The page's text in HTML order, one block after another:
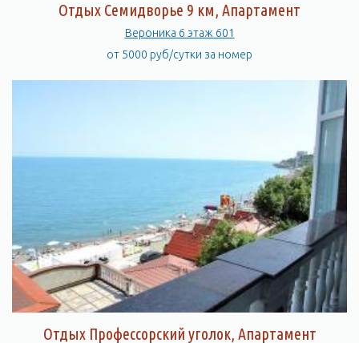
Отдых Семидворье 9 км, Апартамент
Вероника 6 этаж 601
от 5000 руб/сутки за номер
Отдых Профессорский уголок, Апартамент